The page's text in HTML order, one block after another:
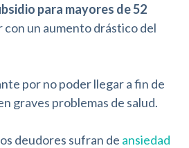
para mayores de 52
con un aumento drástico del
por no poder llegar a fin de
graves problemas de salud.
deudores sufran de ansiedad